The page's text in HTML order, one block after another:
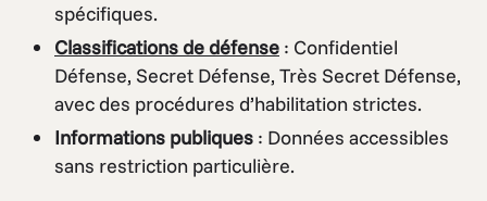
spécifiques.
Classifications de défense : Confidentiel
Défense, Secret Défense, Très Secret Défense,
avec des procédures d’habilitation strictes.
Informations publiques : Données accessibles
sans restriction particulière.